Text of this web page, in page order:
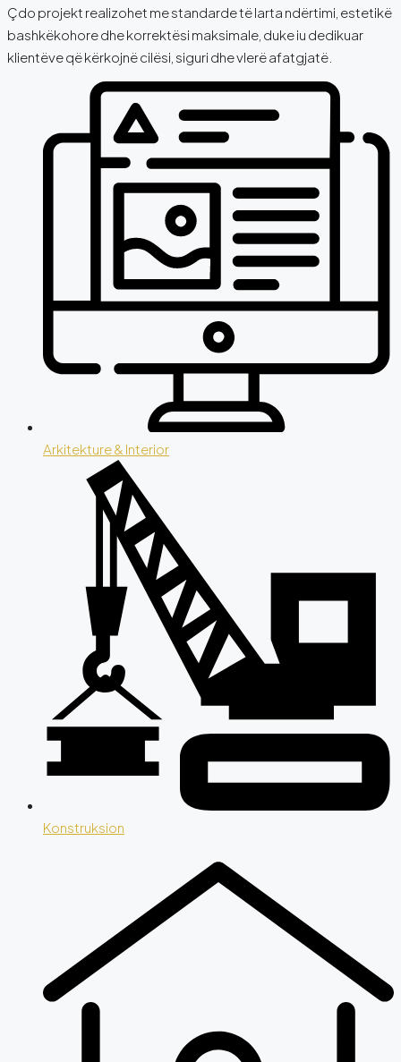
Çdo projekt realizohet me standarde të larta ndërtimi, estetikë
bashkëkohore dhe korrektësi maksimale, duke iu dedikuar
klientëve që kërkojnë cilësi, siguri dhe vlerë afatgjatë.
Arkitekture & Interior
Konstruksion